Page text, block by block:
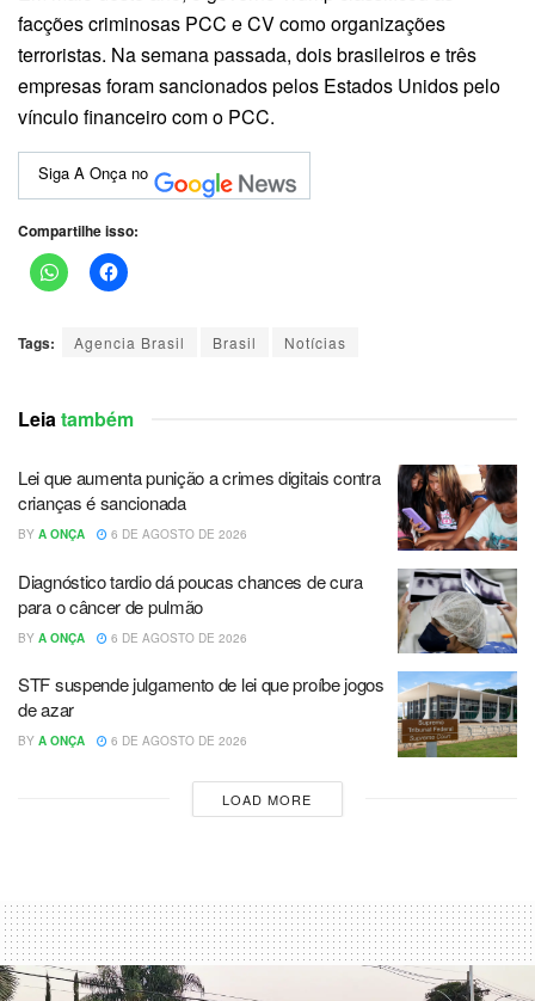
facções criminosas PCC e CV como organizações
terroristas. Na semana passada, dois brasileiros e três
empresas foram sancionados pelos Estados Unidos pelo
vínculo financeiro com o PCC.
Siga A Onça no
Compartilhe isso:
Tags: Agencia Brasil Brasil Notícias
Leiatambém
Lei que aumenta punição a crimes digitais contra
crianças é sancionada
BY A ONÇA 6 DE AGOSTO DE 2026
Diagnóstico tardio dá poucas chances de cura
para o câncer de pulmão
BY A ONÇA 6 DE AGOSTO DE 2026
STF suspende julgamento de lei que proíbe jogos
de azar
BY A ONÇA 6 DE AGOSTO DE 2026
LOAD MORE